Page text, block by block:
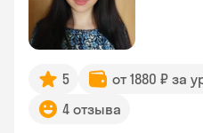
5 от 1880 ₽ за
4 отзыва